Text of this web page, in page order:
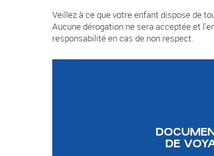
Veillez à ce que votre enfant dispose de
Aucune dérogation ne sera acceptée et
responsabilité en cas de non respect.
DE